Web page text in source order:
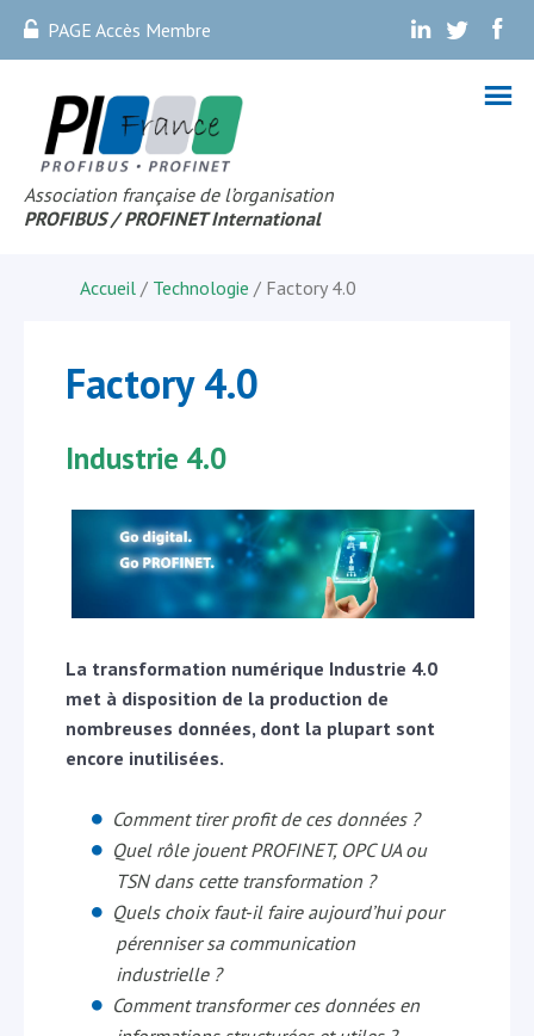
PAGE Accès Membre . . .
Association française de l’organisation
PROFIBUS / PROFINET International
Accueil / Technologie / Factory 4.0
Factory 4.0
Industrie 4.0
La transformation numérique Industrie 4.0
met à disposition de la production de
nombreuses données, dont la plupart sont
encore inutilisées.
Comment tirer profit de ces données ?
Quel rôle jouent PROFINET, OPC UA ou
TSN dans cette transformation ?
Quels choix faut-il faire aujourd’hui pour
pérenniser sa communication
industrielle ?
Comment transformer ces données en